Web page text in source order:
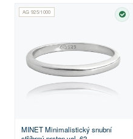
AG 925/1000
MINET Minimalistický snubní